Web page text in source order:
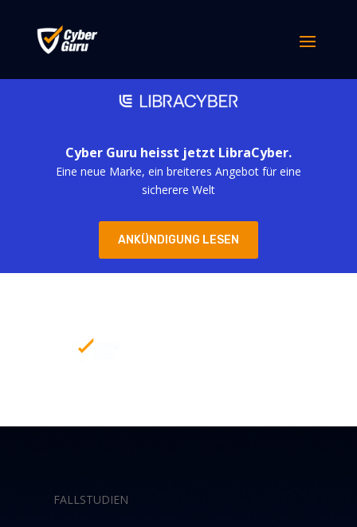
Cyber Guru heisst jetzt LibraCyber.
Eine neue Marke, ein breiteres Angebot für eine
sicherere Welt
ANKÜNDIGUNG LESEN
FALLSTUDIEN